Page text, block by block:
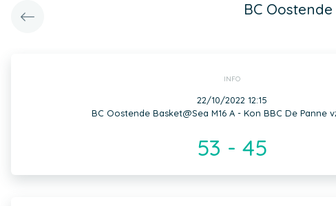
BC
INFO
22/10/2022 12:15
BC Oostende Basket@Sea M16 A - Kon BBC De Panne
53 - 45